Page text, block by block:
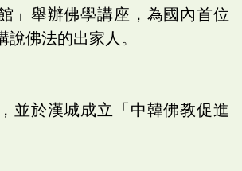
」舉辦佛學講座，為國內首位
說佛法的出家人。
並於漢城成立「中韓佛教促進